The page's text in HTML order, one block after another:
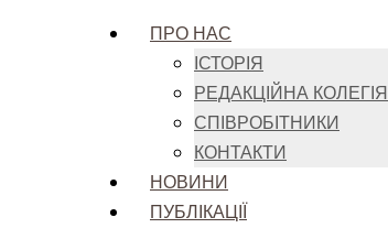
ПРО НАС
ІСТОРІЯ
РЕДАКЦІЙНА КОЛЕГІЯ
СПІВРОБІТНИКИ
КОНТАКТИ
НОВИНИ
ПУБЛІКАЦІЇ